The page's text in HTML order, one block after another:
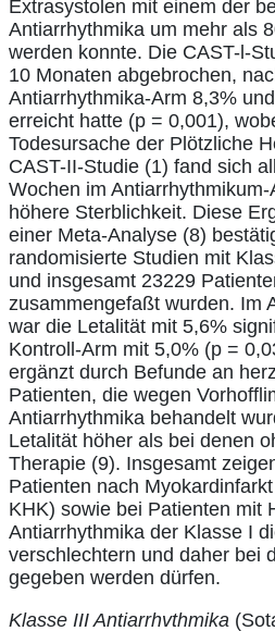
Extrasystolen mit einem der
Antiarrhythmika um mehr als
werden konnte. Die CAST-l-
10 Monaten abgebrochen,
Antiarrhythmika-Arm 8,3%
erreicht hatte (p = 0,001),
Todesursache der Plötzliche
CAST-II-Studie (1) fand sich
Wochen im
höhere Sterblichkeit. Diese
einer Meta-Analyse (8)
randomisierte Studien mit
und insgesamt 23229
zusammengefaßt wurden. Im
war die Letalität mit 5,6%
Kontroll-Arm mit 5,0% (p =
ergänzt durch Befunde an
Patienten, die wegen
Antiarrhythmika behandelt
Letalität höher als bei denen
Therapie (9). Insgesamt
Patienten nach
KHK) sowie bei Patienten mit
Antiarrhythmika der Klasse I
verschlechtern und daher bei
gegeben werden dürfen.
Klasse III Antiarrhvthmika